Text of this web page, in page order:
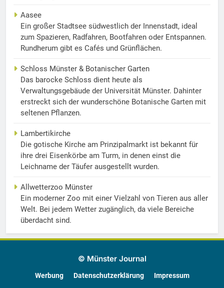
Aasee
Ein großer Stadtsee südwestlich der Innenstadt, ideal
zum Spazieren, Radfahren, Bootfahren oder Entspannen.
Rundherum gibt es Cafés und Grünflächen.
Schloss Münster & Botanischer Garten
Das barocke Schloss dient heute als
Verwaltungsgebäude der Universität Münster. Dahinter
erstreckt sich der wunderschöne Botanische Garten mit
seltenen Pflanzen.
Lambertikirche
Die gotische Kirche am Prinzipalmarkt ist bekannt für
ihre drei Eisenkörbe am Turm, in denen einst die
Leichname der Täufer ausgestellt wurden.
Allwetterzoo Münster
Ein moderner Zoo mit einer Vielzahl von Tieren aus aller
Welt. Bei jedem Wetter zugänglich, da viele Bereiche
überdacht sind.
© Münster Journal
Werbung Datenschutzerklärung Impressum